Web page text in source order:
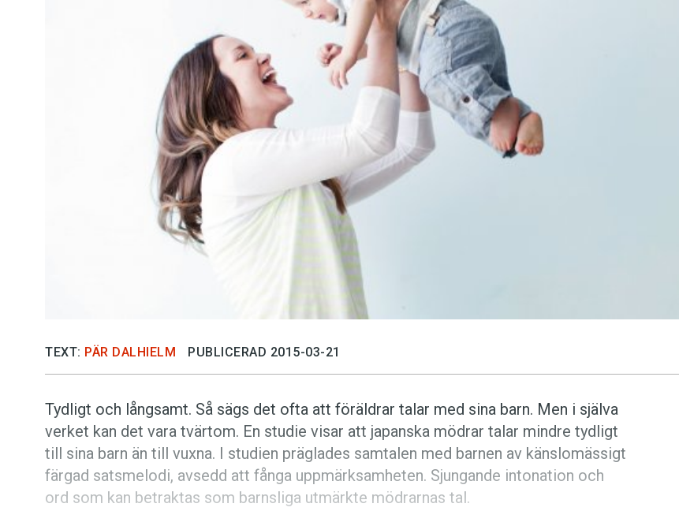
Podden
Anmäl till språkpolisen
Föreslå nyord
Annonsera
Prenumerera
Läs Språktidningen digitalt
TEXT: PÄR DALHIELM PUBLICERAD 2015-03-21
Tydligt och långsamt. Så sägs det ofta att föräldrar talar med sina barn. Men i själva
verket kan det vara tvärtom. En studie visar att japanska mödrar talar mindre tydligt
till sina barn än till vuxna. I studien präglades samtalen med barnen av känslomässigt
färgad satsmelodi, avsedd att fånga uppmärksamheten. Sjungande intonation och
ord som kan betraktas som barnsliga utmärkte mödrarnas tal.